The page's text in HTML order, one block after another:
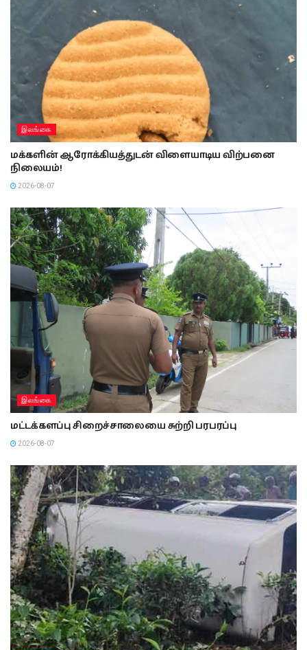
இலங்கை
மக்களின் ஆரோக்கியத்துடன் விளையாடிய விற்பனை
நிலையம்!
2026-08-07
இலங்கை
மட்டக்களப்பு சிறைச்சாலையை சுற்றி பரபரப்பு
2026-08-07